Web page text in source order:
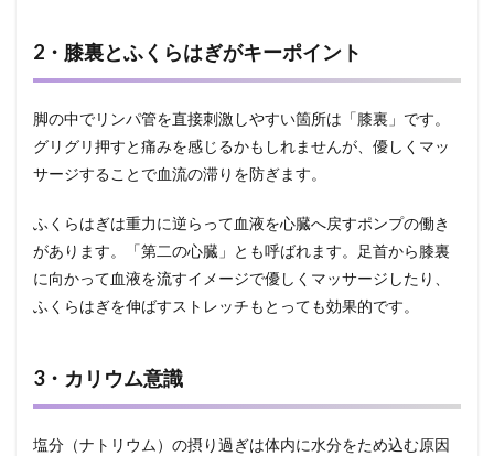
2・膝裏とふくらはぎがキーポイント
脚の中でリンパ管を直接刺激しやすい箇所は「膝裏」です。
グリグリ押すと痛みを感じるかもしれませんが、優しくマッ
サージすることで血流の滞りを防ぎます。
ふくらはぎは重力に逆らって血液を心臓へ戻すポンプの働き
があります。「第二の心臓」とも呼ばれます。足首から膝裏
に向かって血液を流すイメージで優しくマッサージしたり、
ふくらはぎを伸ばすストレッチもとっても効果的です。
3・カリウム意識
塩分（ナトリウム）の摂り過ぎは体内に水分をため込む原因